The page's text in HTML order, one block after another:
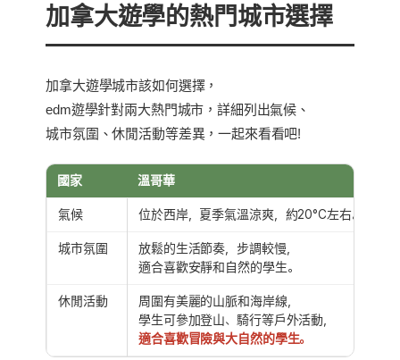
加拿大遊學的熱門城市選擇
加拿大遊學城市該如何選擇，
edm遊學針對兩大熱門城市，詳細列出氣候、
城市氛圍、休閒活動等差異，一起來看看吧!
國家 溫哥華
氣候 位於西岸，夏季氣溫涼爽，約20°C左右。
城市氛圍
放鬆的生活節奏，步調較慢，
適合喜歡安靜和自然的學生。
休閒活動
周圍有美麗的山脈和海岸線，
學生可參加登山、騎行等戶外活動，
適合喜歡冒險與大自然的學生。